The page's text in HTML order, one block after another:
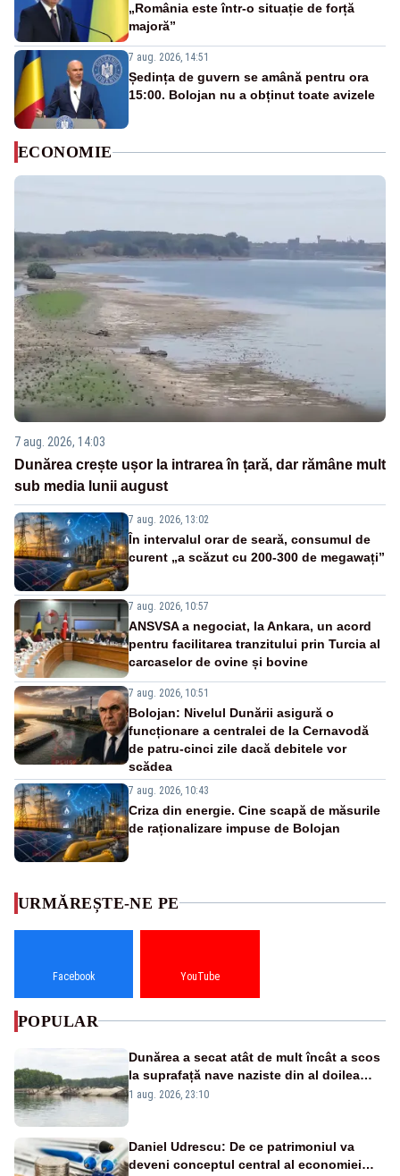
„România este într-o situație de forță
majoră”
7 aug. 2026, 14:51
Ședința de guvern se amână pentru ora
15:00. Bolojan nu a obținut toate avizele
ECONOMIE
7 aug. 2026, 14:03
Dunărea crește ușor la intrarea în țară, dar rămâne mult
sub media lunii august
7 aug. 2026, 13:02
În intervalul orar de seară, consumul de
curent „a scăzut cu 200-300 de megawați”
7 aug. 2026, 10:57
ANSVSA a negociat, la Ankara, un acord
pentru facilitarea tranzitului prin Turcia al
carcaselor de ovine și bovine
7 aug. 2026, 10:51
Bolojan: Nivelul Dunării asigură o
funcționare a centralei de la Cernavodă
de patru-cinci zile dacă debitele vor
scădea
7 aug. 2026, 10:43
Criza din energie. Cine scapă de măsurile
de raționalizare impuse de Bolojan
URMĂREȘTE-NE PE
Facebook YouTube
POPULAR
Dunărea a secat atât de mult încât a scos
la suprafață nave naziste din al doilea
război mondial
1 aug. 2026, 23:10
Daniel Udrescu: De ce patrimoniul va
deveni conceptul central al economiei